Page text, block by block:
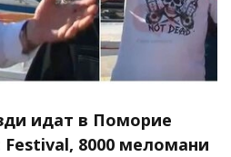
идат в Поморие
8000 меломани